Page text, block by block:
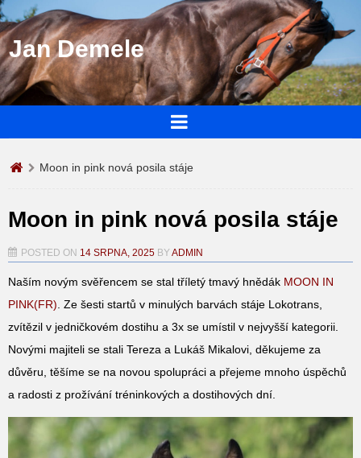
Jan Demele
Moon in pink nová posila stáje
Moon in pink nová posila stáje
POSTED ON 14 SRPNA, 2025 BYADMIN
Naším novým svěřencem se stal tříletý tmavý hnědák MOON IN
PINK(FR) . Ze šesti startů v minulých barvách stáje Lokotrans,
zvítězil v jedničkovém dostihu a 3x se umístil v nejvyšší kategorii.
Novými majiteli se stali Tereza a Lukáš Mikalovi, děkujeme za
důvěru, těšíme se na novou spolupráci a přejeme mnoho úspěchů
a radosti z prožívání tréninkových a dostihových dní.